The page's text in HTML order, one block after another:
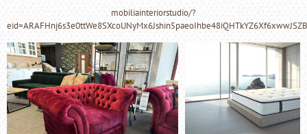
mobiliainteriorstudio/?